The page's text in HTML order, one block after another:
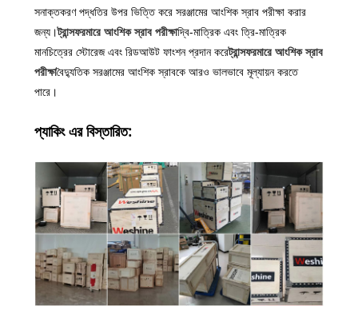
সনাক্তকরণ পদ্ধতির উপর ভিত্তি করে সরঞ্জামের আংশিক স্রাব পরীক্ষা করার
জন্য।ট্রান্সফরমারে আংশিক স্রাব পরীক্ষাদ্বি-মাত্রিক এবং ত্রি-মাত্রিক
মানচিত্রের স্টোরেজ এবং রিডআউট ফাংশন প্রদান করেট্রান্সফরমারে আংশিক স্রাব
পরীক্ষাবৈদ্যুতিক সরঞ্জামের আংশিক স্রাবকে আরও ভালভাবে মূল্যায়ন করতে
পারে।
প্যাকিং এর বিস্তারিত: